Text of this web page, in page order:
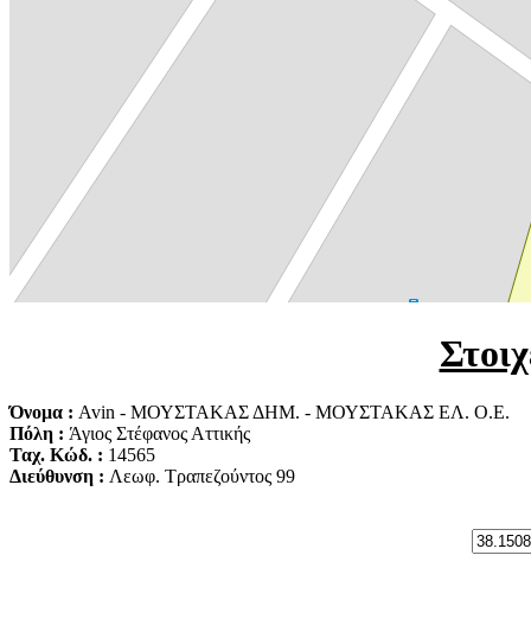
Όνομα : Avin - ΜΟΥΣΤΑΚΑΣ ΔΗΜ. - ΜΟΥΣΤΑΚΑΣ ΕΛ. Ο.Ε.
Πόλη : Άγιος Στέφανος Αττικής
Ταχ. Κώδ. : 14565
Διεύθυνση : Λεωφ. Τραπεζούντος 99